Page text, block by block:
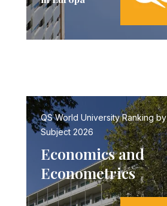
QS World University Ranking by
Subject 2026
Economics and
Econometrics